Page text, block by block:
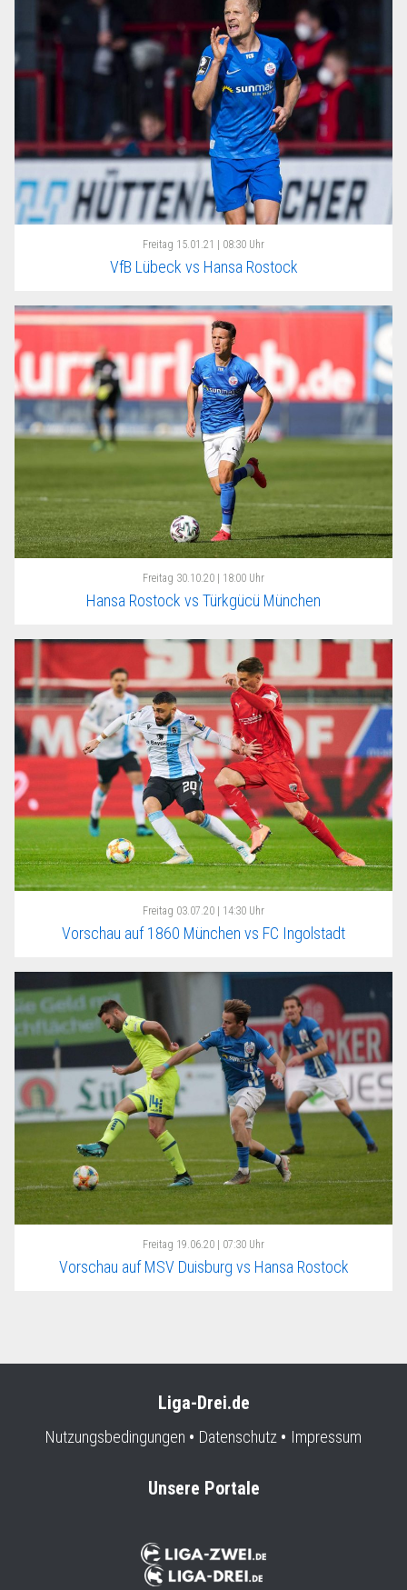
Freitag 15.01.21 | 08:30 Uhr
VfB Lübeck vs Hansa Rostock
Freitag 30.10.20 | 18:00 Uhr
Hansa Rostock vs Türkgücü München
Freitag 03.07.20 | 14:30 Uhr
Vorschau auf 1860 München vs FC Ingolstadt
Freitag 19.06.20 | 07:30 Uhr
Vorschau auf MSV Duisburg vs Hansa Rostock
Liga-Drei.de
Nutzungsbedingungen Datenschutz Impressum
Unsere Portale